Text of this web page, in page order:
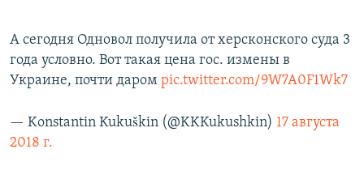
А сегодня Одновол получила от херсконского суда 3
года условно. Вот такая цена гос. измены в
Украине, почти даром pic.twitter.com/9W7A0F1Wk7
— Konstantin Kukuškin (@KKKukushkin) 17 августа
2018 г.